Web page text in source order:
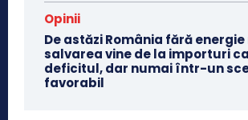
Opinii
De astăzi România fără
salvarea vine de la importuri
deficitul, dar numai într-un
favorabil